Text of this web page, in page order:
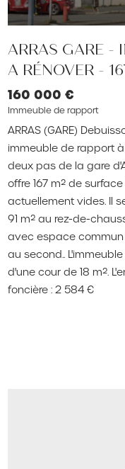
ARRAS GARE -
A RÉNOVER -
160 000 €
Immeuble de rapport
ARRAS (GARE)
immeuble de rapport
deux pas de la gare
offre 167 m² de
actuellement vides. Il
91 m² au rez-de-
avec espace commun
au second..
d'une cour de 18 m².
foncière : 2 584 €